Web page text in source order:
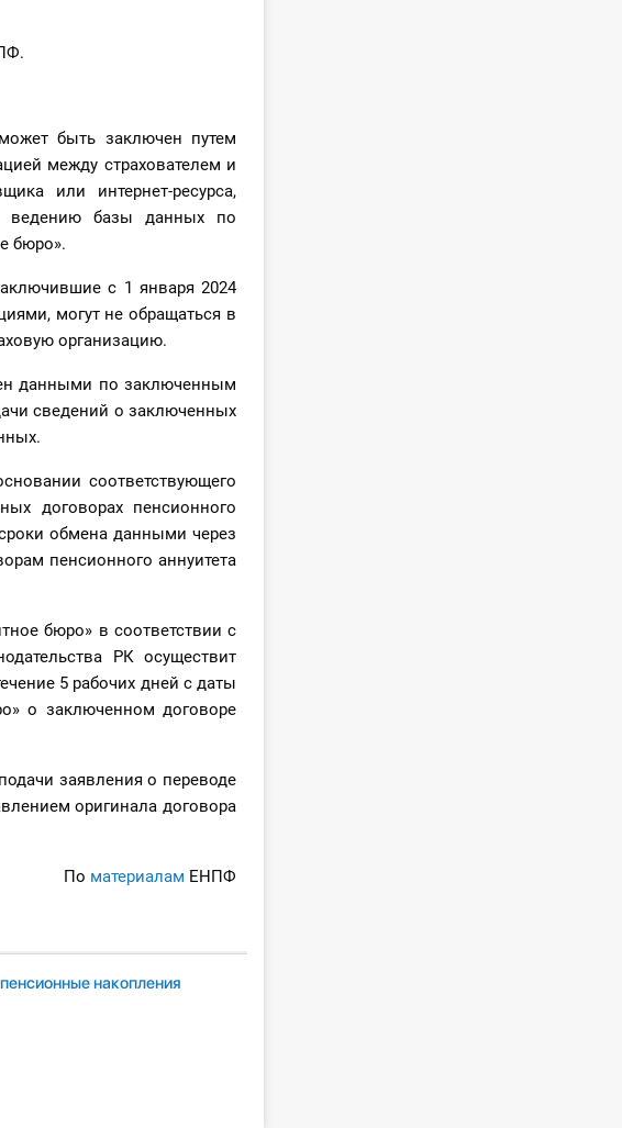
быть заключен путем
между страхователем и
или интернет-ресурса,
ведению базы данных по
бюро».
с 1 января 2024
могут не обращаться в
организацию.
данными по заключенным
сведений о заключенных
соответствующего
договорах пенсионного
обмена данными через
пенсионного аннуитета
бюро» в соответствии с
РК осуществит
5 рабочих дней с даты
о заключенном договоре
заявления о переводе
оригинала договора
По материалам ЕНПФ
пенсионные накопления